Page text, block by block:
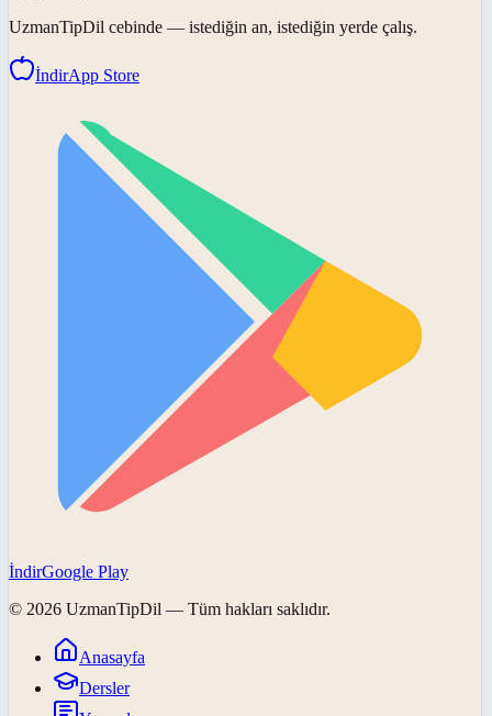
UzmanTipDil cebinde — istediğin an, istediğin yerde çalış.
İndirApp Store
İndirGoogle Play
© 2026 UzmanTipDil — Tüm hakları saklıdır.
Anasayfa
Dersler